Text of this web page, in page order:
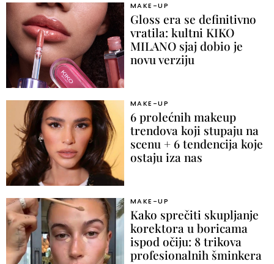
MAKE-UP
Gloss era se definitivno
vratila: kultni KIKO
MILANO sjaj dobio je
novu verziju
MAKE-UP
6 prolećnih makeup
trendova koji stupaju na
scenu + 6 tendencija koje
ostaju iza nas
MAKE-UP
Kako sprečiti skupljanje
korektora u boricama
ispod očiju: 8 trikova
profesionalnih šminkera